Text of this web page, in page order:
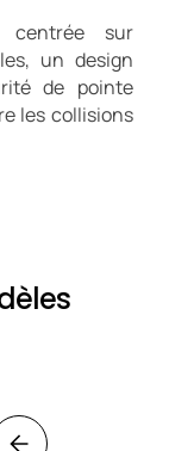
centrée sur
un design
de pointe
les collisions